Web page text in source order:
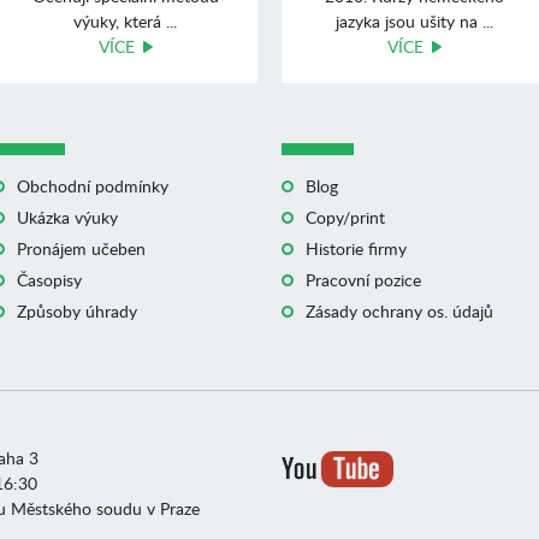
výuky, která ...
VÍCE
jazyka jsou ušity na ...
VÍCE
Obchodní podmínky
Ukázka výuky
Pronájem učeben
Časopisy
Způsoby úhrady
Blog
Copy/print
Historie firmy
Pracovní pozice
Zásady ochrany os. údajů
3
Městského soudu v Praze